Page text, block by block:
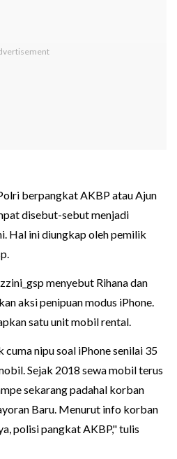
berpangkat AKBP atau Ajun
disebut-sebut menjadi
Hal ini diungkap oleh pemilik
menyebut Rihana dan
aksi penipuan modus iPhone.
satu unit mobil rental.
cuma nipu soal iPhone senilai 35
Sejak 2018 sewa mobil terus
sekarang padahal korban
Baru. Menurut info korban
polisi pangkat AKBP," tulis